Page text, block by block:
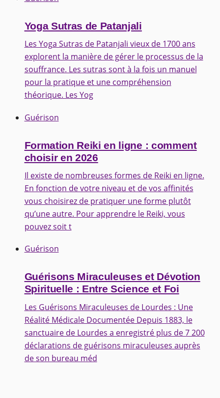
Yoga Sutras de Patanjali
Les Yoga Sutras de Patanjali vieux de 1700 ans
explorent la manière de gérer le processus de la
souffrance. Les sutras sont à la fois un manuel
pour la pratique et une compréhension
théorique. Les Yog
Guérison
Formation Reiki en ligne : comment
choisir en 2026
Il existe de nombreuses formes de Reiki en ligne.
En fonction de votre niveau et de vos affinités
vous choisirez de pratiquer une forme plutôt
qu’une autre. Pour apprendre le Reiki, vous
pouvez soit t
Guérison
Guérisons Miraculeuses et Dévotion
Spirituelle : Entre Science et Foi
Les Guérisons Miraculeuses de Lourdes : Une
Réalité Médicale Documentée Depuis 1883, le
sanctuaire de Lourdes a enregistré plus de 7 200
déclarations de guérisons miraculeuses auprès
de son bureau méd